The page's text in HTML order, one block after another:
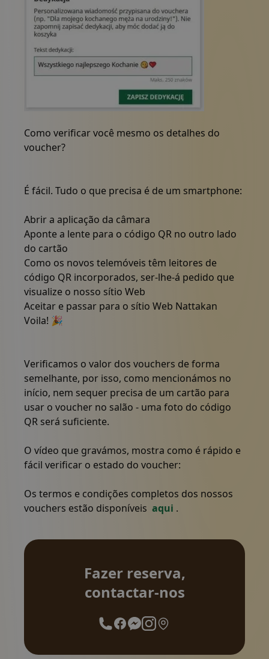
Como verificar você mesmo os detalhes do
voucher?
É fácil. Tudo o que precisa é de um smartphone:
Abrir a aplicação da câmara
Aponte a lente para o código QR no outro lado
do cartão
Como os novos telemóveis têm leitores de
código QR incorporados, ser-lhe-á pedido que
visualize o nosso sítio Web
Aceitar e passar para o sítio Web Nattakan
Voila! 🎉
Verificamos o valor dos vouchers de forma
semelhante, por isso, como mencionámos no
início, nem sequer precisa de um cartão para
usar o voucher no salão - uma foto do código
QR será suficiente.
O vídeo que gravámos, mostra como é rápido e
fácil verificar o estado do voucher:
Os termos e condições completos dos nossos
vouchers estão disponíveis aqui .
Fazer reserva,
contactar-nos